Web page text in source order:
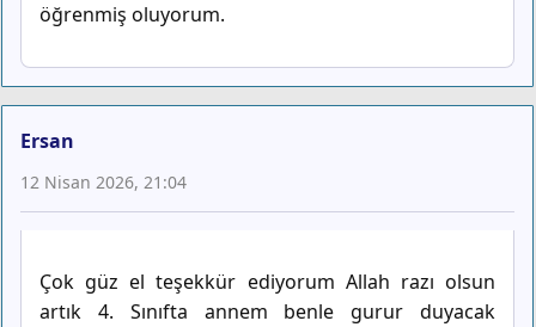
öğrenmiş oluyorum.
Ersan
12 Nisan 2026, 21:04
Çok güz el teşekkür ediyorum Allah razı olsun
artık 4. Sınıfta annem benle gurur duyacak